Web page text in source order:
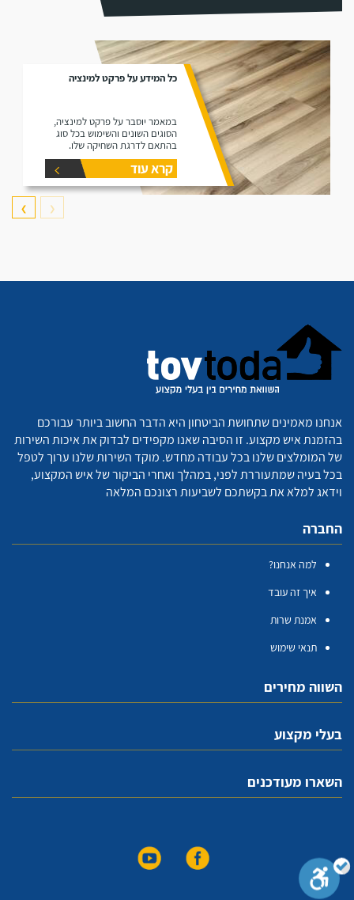
כל המידע על פרקט למינציה
במאמר יוסבר על פרקט למינציה,
הסוגים השונים והשימוש בכל סוג
בהתאם לדרגת השחיקה שלו.
קרא עוד
❮
❯
אנחנו מאמינים שתחושת הביטחון היא הדבר החשוב ביותר עבורכם
בהזמנת איש מקצוע. זו הסיבה שאנו מקפידים לבדוק את איכות השירות
של המומלצים שלנו בכל עבודה מחדש. מוקד השירות שלנו ערוך לטפל
בכל בעיה שמתעוררת לפני, במהלך ואחרי הביקור של איש המקצוע,
וידאג למלא את בקשתכם לשביעות רצונכם המלאה
החברה
למה אנחנו?
איך זה עובד
אמנת שרות
תנאי שימוש
השווה מחירים
בעלי מקצוע
השארו מעודכנים